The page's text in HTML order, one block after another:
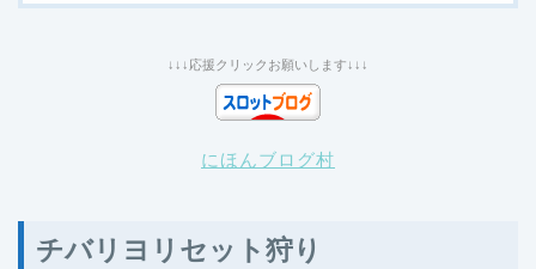
↓↓↓応援クリックお願いします↓↓↓
にほんブログ村
チバリヨリセット狩り